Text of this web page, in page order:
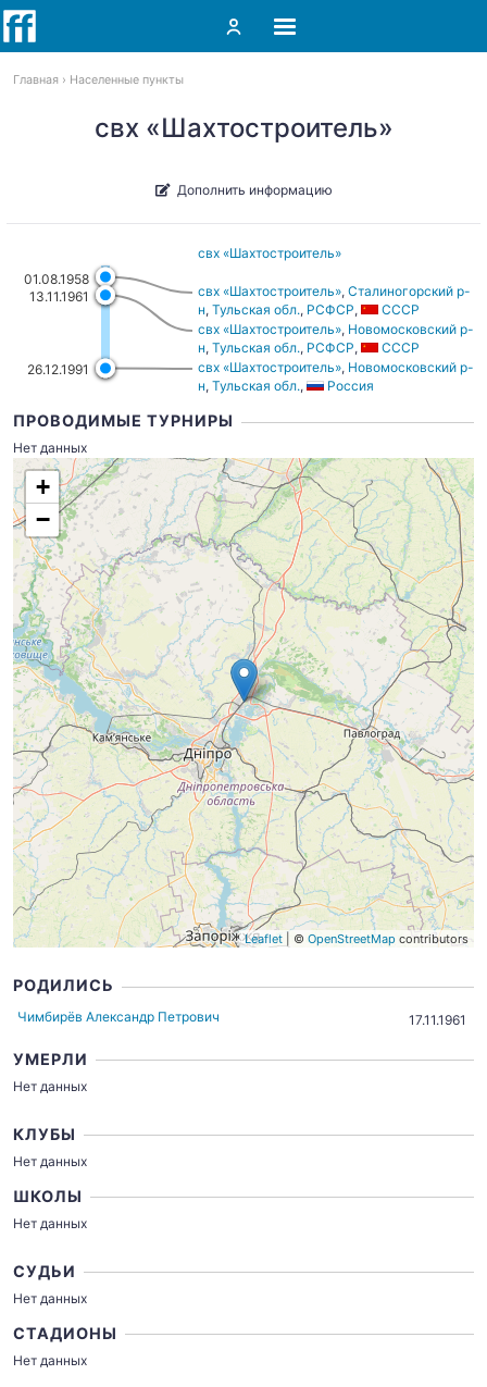
Главная Населенные пункты
свх «Шахтостроитель»
Дополнить информацию
01.08.1958
13.11.1961
26.12.1991
свх «Шахтостроитель»
свх «Шахтостроитель», Сталиногорский р-
н, Тульская обл., РСФСР,
СССР
свх «Шахтостроитель», Новомосковский р-
н, Тульская обл., РСФСР,
СССР
свх «Шахтостроитель», Новомосковский р-
н, Тульская обл., Россия
ПРОВОДИМЫЕ ТУРНИРЫ
Нет данных
+
−
Leaflet | © OpenStreetMap contributors
РОДИЛИСЬ
Чимбирёв Александр Петрович 17.11.1961
УМЕРЛИ
Нет данных
КЛУБЫ
Нет данных
ШКОЛЫ
Нет данных
СУДЬИ
Нет данных
СТАДИОНЫ
Нет данных